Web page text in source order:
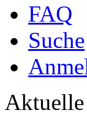
FAQ
Suche